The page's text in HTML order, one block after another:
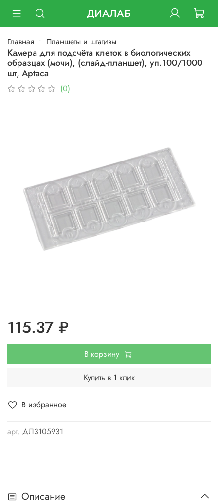
ДИАЛАБ
Главная Планшеты и штативы
Камера для подсчёта клеток в биологических
образцах (мочи), (слайд-планшет), уп.100/1000
шт, Aptaсa
(0)
В избранное
арт. ДЛ3105931
115.37 ₽
В корзину
Купить в 1 клик
Описание